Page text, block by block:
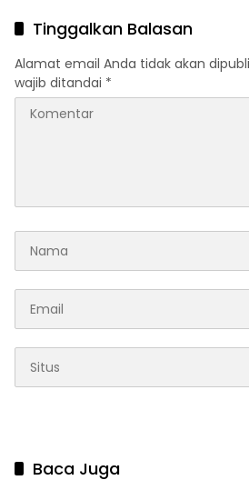
Tinggalkan Balasan
Alamat email Anda tidak akan
wajib ditandai *
Baca Juga